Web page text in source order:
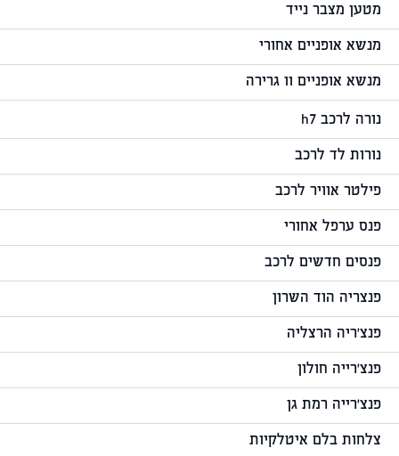
מטען מצבר נייד
מנשא אופניים אחורי
מנשא אופניים וו גרירה
נורה לרכב h7
נורות לד לרכב
פילטר אוויר לרכב
פנס ערפל אחורי
פנסים חדשים לרכב
פנצריה הוד השרון
פנצ'ריה הרצליה
פנצ'רייה חולון
פנצ'רייה רמת גן
צלחות בלם איטלקיות